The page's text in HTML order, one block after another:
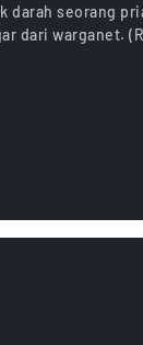
seorang
dari warganet.